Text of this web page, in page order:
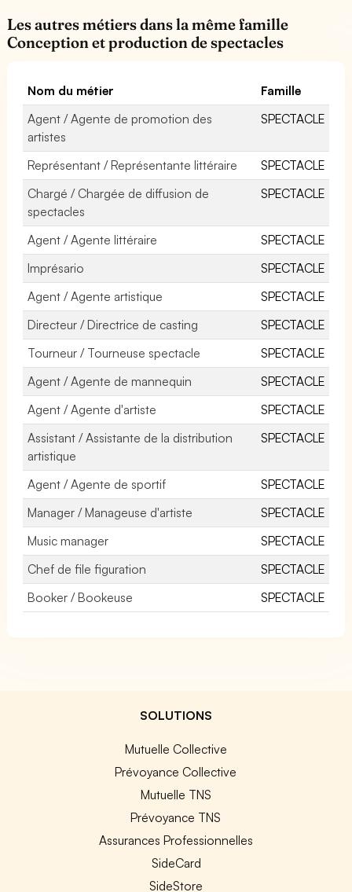
Les autres métiers dans la même famille
Conception et production de spectacles
Nom du métier
Famille
Agent / Agente de promotion des
artistes
SPECTACLE
Représentant / Représentante littéraire
SPECTACLE
Chargé / Chargée de diffusion de
spectacles
SPECTACLE
Agent / Agente littéraire
SPECTACLE
Imprésario
SPECTACLE
Agent / Agente artistique
SPECTACLE
Directeur / Directrice de casting
SPECTACLE
Tourneur / Tourneuse spectacle
SPECTACLE
Agent / Agente de mannequin
SPECTACLE
Agent / Agente d'artiste
SPECTACLE
Assistant / Assistante de la distribution
artistique
SPECTACLE
Agent / Agente de sportif
SPECTACLE
Manager / Manageuse d'artiste
SPECTACLE
Music manager
SPECTACLE
Chef de file figuration
SPECTACLE
Booker / Bookeuse
SPECTACLE
SOLUTIONS
Mutuelle Collective
Prévoyance Collective
Mutuelle TNS
Prévoyance TNS
Assurances Professionnelles
SideCard
SideStore